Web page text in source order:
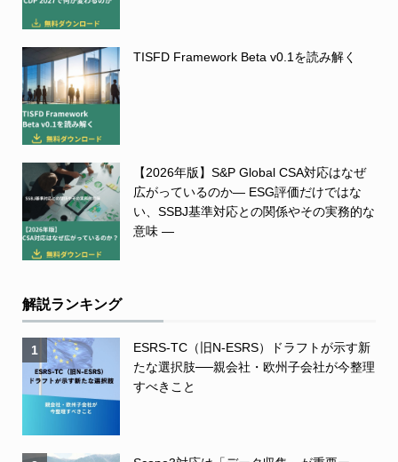
TISFD Framework Beta v0.1を読み解く
【2026年版】S&P Global CSA対応はなぜ
広がっているのか― ESG評価だけではな
い、SSBJ基準対応との関係やその実務的な
意味 ―
解説ランキング
1
ESRS-TC（旧N-ESRS）ドラフトが示す新
たな選択肢──親会社・欧州子会社が今整理
すべきこと